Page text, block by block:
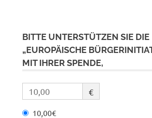
BITTE UNTERSTÜTZEN SIE DIE
„EUROPÄISCHE
MIT IHRER SPENDE,
€
10,00€